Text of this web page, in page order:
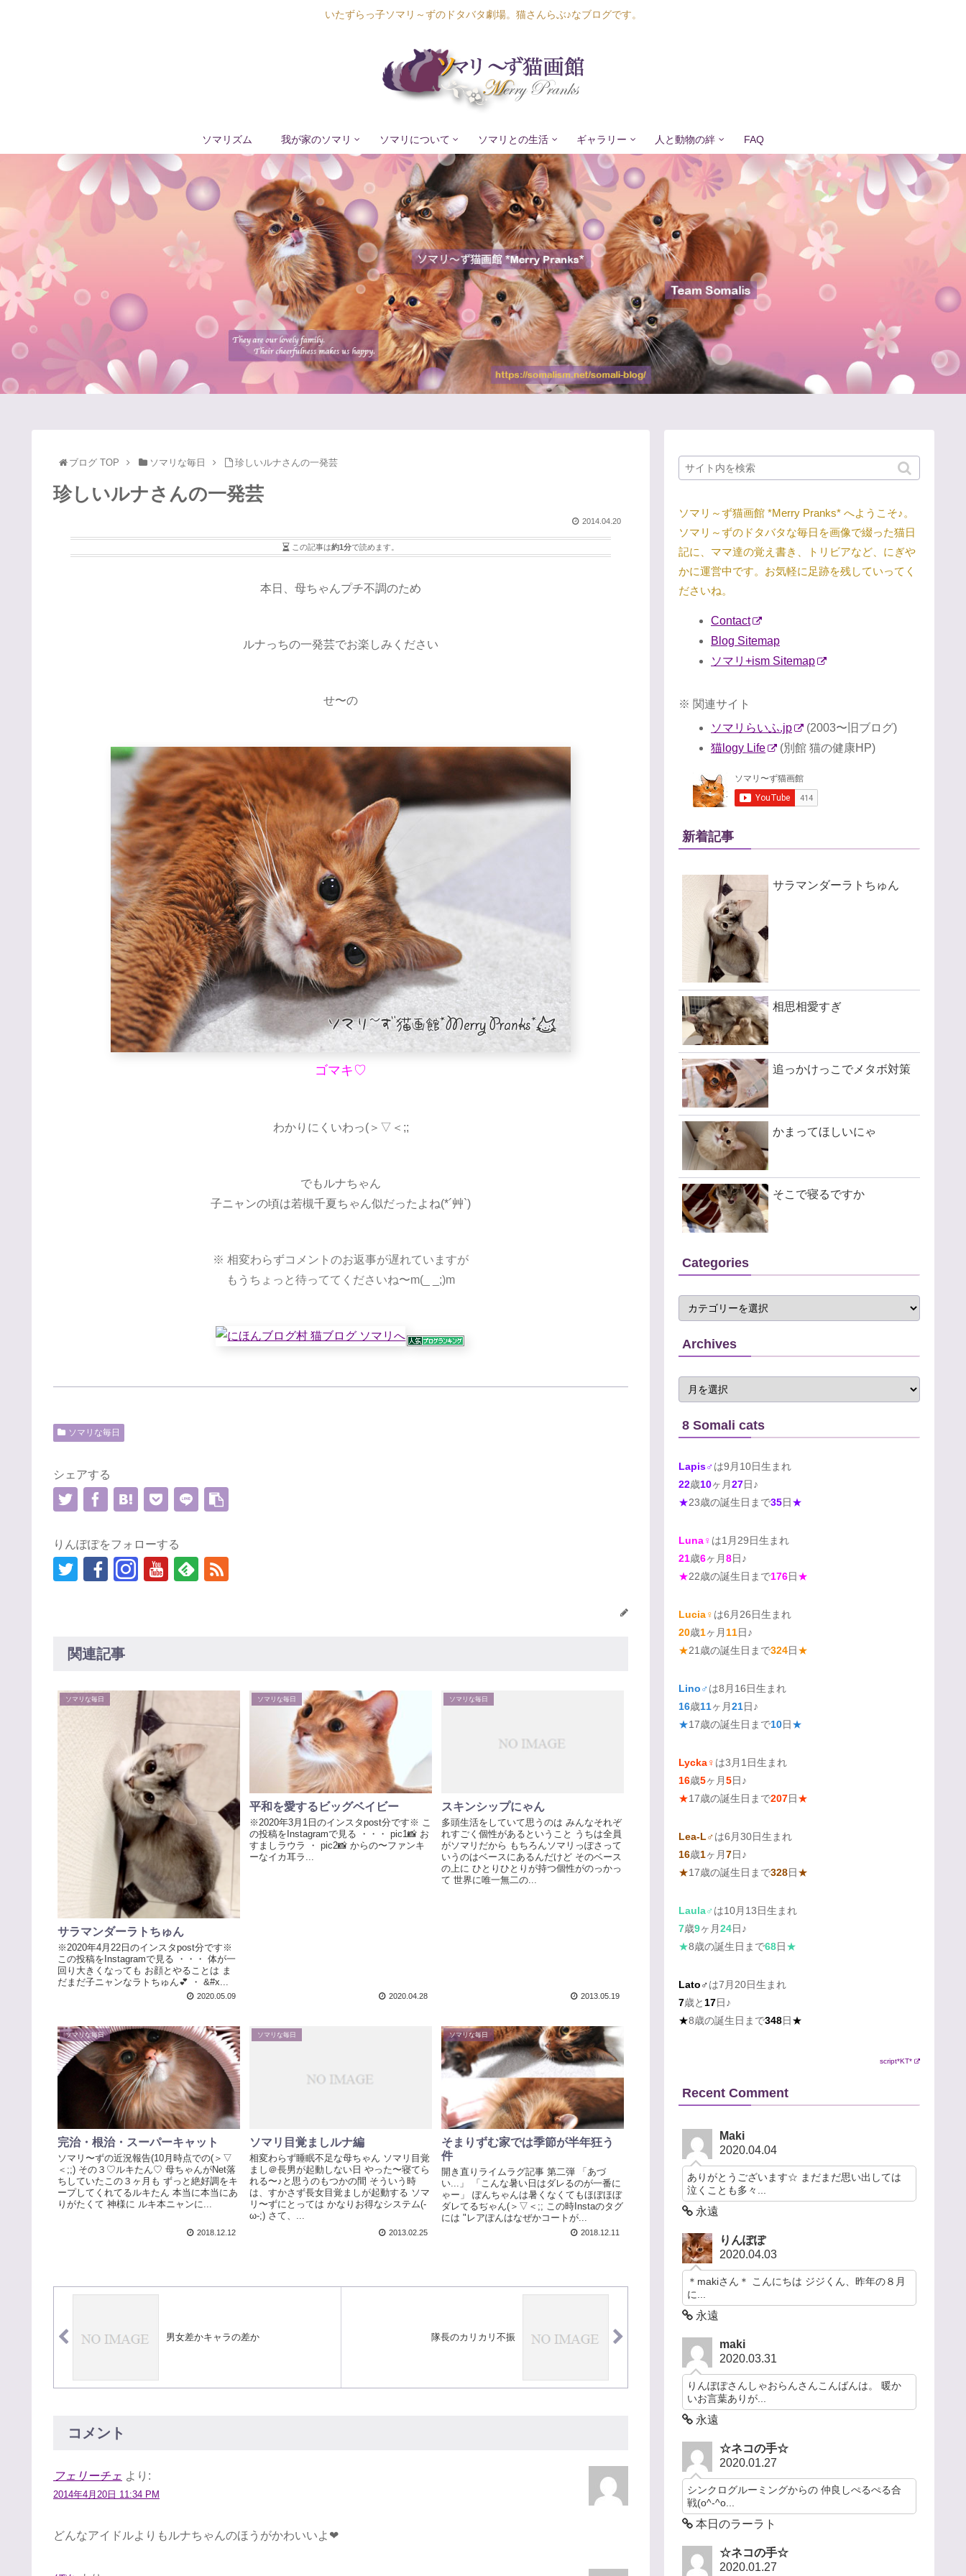
いたずらっ子ソマリ～ずのドタバタ劇場。猫さんらぶ♪なブログです。
ソマリズム 我が家のソマリ ソマリについて ソマリとの生活 ギャラリー 人と動物の絆 FAQ
Lapis Luna
Lucia Lino
Lycka Leal
Laula
ブログ TOP ソマリな毎日 珍しいルナさんの一発芸
珍しいルナさんの一発芸
2014.04.20
この記事は約1分で読めます。
本日、母ちゃんプチ不調のため
ルナっちの一発芸でお楽しみください
せ〜の
ゴマキ♡
わかりにくいわっ(＞▽＜;;
でもルナちゃん
子ニャンの頃は若槻千夏ちゃん似だったよね(*´艸`)
※ 相変わらずコメントのお返事が遅れていますが
もうちょっと待っててくださいね〜m(_ _;)m
ソマリな毎日
シェアする
りんぽぽをフォローする
関連記事
ソマリな毎日
サラマンダーラトちゅん
※2020年4月22日のインスタpost分です※
この投稿をInstagramで見る ・・・ 体が一
回り大きくなっても お顔とやることは ま
だまだ子ニャンなラトちゅん💕 ・ &#x...
2020.05.09
ソマリな毎日
平和を愛するビッグベイビー
※2020年3月1日のインスタpost分です※ こ
の投稿をInstagramで見る ・・・ pic1📸 お
すましラウラ ・ pic2📸 からの〜ファンキ
ーなイカ耳ラ...
2020.04.28
ソマリな毎日
スキンシップにゃん
多頭生活をしていて思うのは みんなそれぞ
れすごく個性があるということ うちは全員
がソマリだから もちろんソマリっぽさって
いうのはベースにあるんだけど そのベース
の上に ひとりひとりが持つ個性がのっかっ
て 世界に唯一無二の...
2013.05.19
ソマリな毎日
完治・根治・スーパーキャット
ソマリ〜ずの近況報告(10月時点での(＞▽
＜;;) その３♡ルキたん♡ 母ちゃんがNet落
ちしていたこの３ヶ月も ずっと絶好調をキ
ープしてくれてるルキたん 本当に本当にあ
りがたくて 神様に ルキ本ニャンに...
2018.12.12
ソマリな毎日
ソマリ目覚ましルナ編
相変わらず睡眠不足な母ちゃん ソマリ目覚
まし＠長男が起動しない日 やった〜寝てら
れる〜♪と思うのもつかの間 そういう時
は、すかさず長女目覚ましが起動する ソマ
リ〜ずにとっては かなりお得なシステム(-
ω-;) さて、...
2013.02.25
ソマリな毎日
そまりずむ家では季節が半年狂う
件
開き直りライムラグ記事 第二弾 「あづ
い...」 「こんな暑い日はダレるのが一番に
ゃー」 ぽんちゃんは暑くなくてもほぼほぼ
ダレてるぢゃん(＞▽＜;; この時Instaのタグ
には "レアぽんはなぜかコートが...
2018.12.11
男女差かキャラの差か 隊長のカリカリ不振
コメント
フェリーチェ より:
2014年4月20日 11:34 PM
どんなアイドルよりもルナちゃんのほうがかわいいよ❤
ソマリ～ず猫画館 *Merry Pranks* へようこそ♪。
ソマリ～ずのドタバタな毎日を画像で綴った猫日
記に、ママ達の覚え書き、トリビアなど、にぎや
かに運営中です。お気軽に足跡を残していってく
ださいね。
Contact
Blog Sitemap
ソマリ+ism Sitemap
※ 関連サイト
ソマリらいふ.jp
(2003〜旧ブログ)
猫logy Life
(別館 猫の健康HP)
新着記事
サラマンダーラトちゅん
相思相愛すぎ
追っかけっこでメタボ対策
かまってほしいにゃ
そこで寝るですか
Categories
Archives
8 Somali cats
Lapis♂は9月10日生まれ
22歳10ヶ月27日♪
★23歳の誕生日まで35日★
Luna♀ は1月29日生まれ
21歳6ヶ月8日♪
★22歳の誕生日まで176日★
Lucia♀ は6月26日生まれ
20歳1ヶ月 11日♪
★21歳の誕生日まで324日★
Lino♂ は8月16日生まれ
16歳11ヶ月21日♪
★17歳の誕生日まで10日★
Lycka♀ は3月1日生まれ
16歳5ヶ月5日♪
★17歳の誕生日まで207日★
Lea-L♂は6月30日生まれ
16歳1ヶ月7日♪
★17歳の誕生日まで328日★
Laula♂ は10月13日生まれ
7歳9ヶ月24日♪
★8歳の誕生日まで68日★
Lato♂は7月20日生まれ
7歳と 17日♪
★8歳の誕生日まで348日★
script*KT*
Recent Comment
Maki
2020.04.04
ありがとうございます☆ まだまだ思い出しては
泣くことも多々...
永遠
りんぽぽ
2020.04.03
＊makiさん＊ こんにちは ジジくん、昨年の８月
に...
永遠
maki
2020.03.31
りんぽぽさんしゃおらんさんこんばんは。 暖か
いお言葉ありが...
永遠
☆ネコの手☆
2020.01.27
シンクログルーミングからの 仲良しぺるぺる合
戦(o^-^o...
本日のラーラト
☆ネコの手☆
2020.01.27